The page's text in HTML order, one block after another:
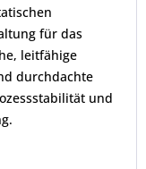
für das
leitfähige
durchdachte
und